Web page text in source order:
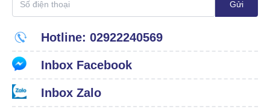
Gửi
Hotline: 02922240569
Inbox Facebook
Inbox Zalo